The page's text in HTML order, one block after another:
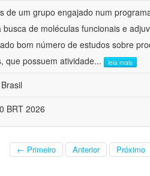
de um grupo engajado num
de moléculas funcionais e
bom número de estudos sobre
que possuem atividade... leia mais
BRT 2026
← Primeiro Anterior Próximo